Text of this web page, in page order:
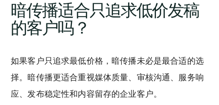
暗传播适合只追求低价发稿
的客户吗？
如果客户只追求最低价格，暗传播未必是最合适的选
择。暗传播更适合重视媒体质量、审核沟通、服务响
应、发布稳定性和内容留存的企业客户。